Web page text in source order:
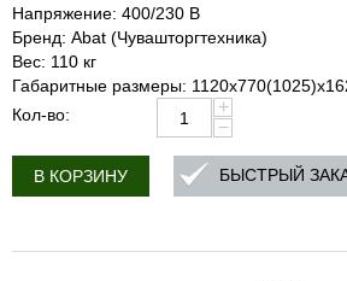
Напряжение: 400/230 В
Бренд: Abat (Чувашторгтехника)
Вес: 110 кг
Габаритные размеры:
Кол-во:
+
−
В КОРЗИНУ БЫСТРЫЙ